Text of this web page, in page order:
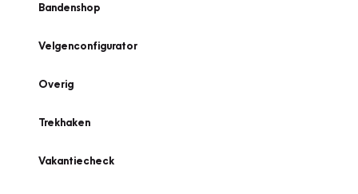
Bandenshop
Velgenconfigurator
Overig
Trekhaken
Vakantiecheck